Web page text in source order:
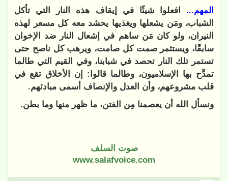
المهم... افعلوا شيئًا في إيقاف هذه النار التي تأكل
الشباب، ومَن يشعلها ويغذيها يحشد معه كل مسعر لهذه
النيران، ولو كان مَن ساهم في إشعال النار ضد الإخوان
سابقًا، ويستثمر صمت كل صامت، ويرهب كل ناصح حتى
تستمر تلك النار تحصد في شبابنا، وفي القيم التي طالما
تمدَّح بها الإسلاميون، وطالما قالوا: إن الأخلاق تقع في
قلب مشروعهم، وأن العدل والإنصاف أسمى مبادئهم.
ونسأل الله أن يعصمنا مِن الفتن، ما ظهر منها وما بطن.
صوت السلف
www.salafvoice.com